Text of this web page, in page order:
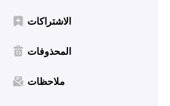
الاشتراكات
المحذوفات
ملاحظات